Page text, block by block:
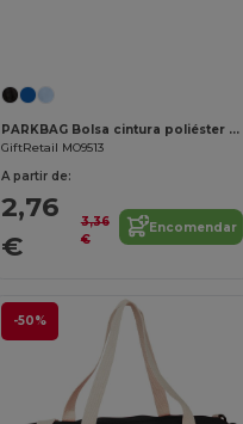
PARKBAG Bolsa cintura poliéster 210D
GiftRetail MO9513
A partir de:
2,76
€
3,36
€
Encomendar
-50%